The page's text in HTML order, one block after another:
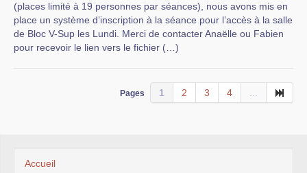
(places limité à 19 personnes par séances), nous avons mis en
place un système d’inscription à la séance pour l’accès à la salle
de Bloc V-Sup les Lundi. Merci de contacter Anaëlle ou Fabien
pour recevoir le lien vers le fichier (…)
Pages 1 2 3 4
Accueil